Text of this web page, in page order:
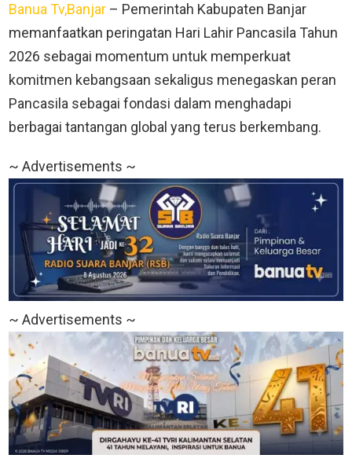
Banua Tv,Banjar – Pemerintah Kabupaten Banjar
memanfaatkan peringatan Hari Lahir Pancasila Tahun
2026 sebagai momentum untuk memperkuat
komitmen kebangsaan sekaligus menegaskan peran
Pancasila sebagai fondasi dalam menghadapi
berbagai tantangan global yang terus berkembang.
~ Advertisements ~
~ Advertisements ~